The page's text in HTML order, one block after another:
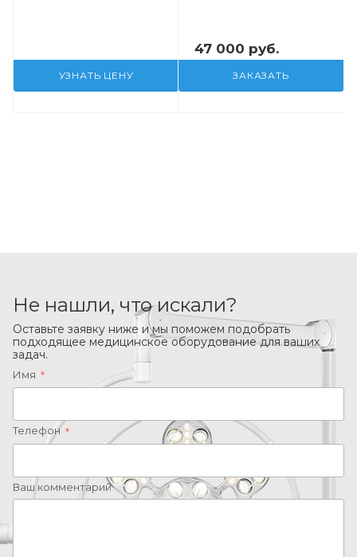
УЗНАТЬ ЦЕНУ
47 000 руб.
ЗАКАЗАТЬ
Не нашли, что искали?
Оставьте заявку ниже и мы поможем подобрать
подходящее медицинское оборудование для ваших
задач.
Имя *
Телефон *
Ваш комментарий